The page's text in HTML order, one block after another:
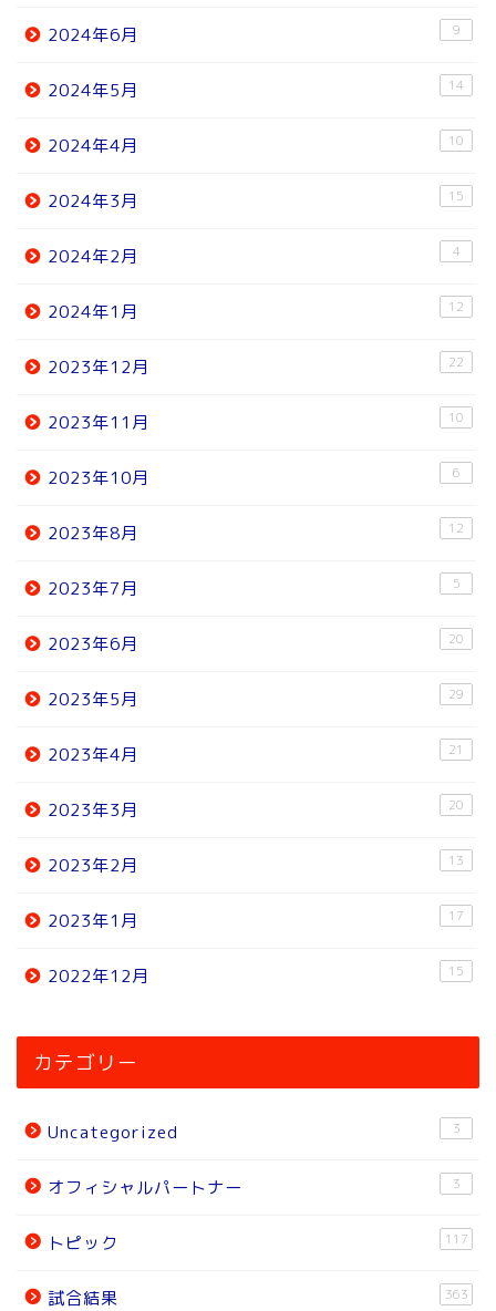
2024年6月 9
2024年5月 14
2024年4月 10
2024年3月 15
2024年2月 4
2024年1月 12
2023年12月 22
2023年11月 10
2023年10月 6
2023年8月 12
2023年7月 5
2023年6月 20
2023年5月 29
2023年4月 21
2023年3月 20
2023年2月 13
2023年1月 17
2022年12月 15
カテゴリー
Uncategorized 3
オフィシャルパートナー 3
トピック 117
試合結果 363
ニュース